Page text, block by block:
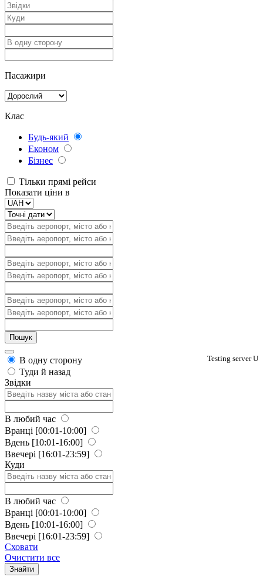
Пасажири
Клас
Будь-який
Економ
Бізнес
Тільки прямі рейси
Показати ціни в
Testing server U
В одну сторону
Туди й назад
Звідки
В любий час
Вранці [00:01-10:00]
Вдень [10:01-16:00]
Ввечері [16:01-23:59]
Куди
В любий час
Вранці [00:01-10:00]
Вдень [10:01-16:00]
Ввечері [16:01-23:59]
Сховати
Очистити все
Знайти